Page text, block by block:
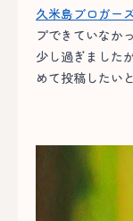
久米島ブロガー
プできていなか
少し過ぎました
めて投稿したい